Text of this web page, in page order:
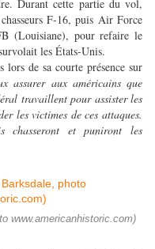
Durant cette partie du vol,
F-16, puis Air Force
(Louisiane), pour refaire le
les États-Unis.
de sa courte présence sur
assurer aux américains que
travaillent pour assister les
les victimes de ces attaques.
et puniront les
www.americanhistoric.com)